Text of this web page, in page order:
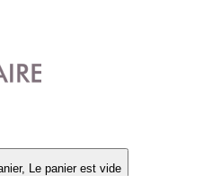
Afficher/Masquer le panier, Le panier est vide